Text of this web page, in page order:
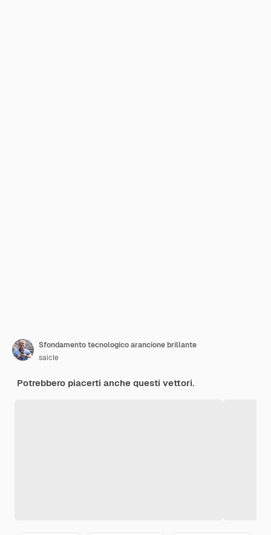
Sfondamento tecnologico arancione brillante
saicle
Potrebbero piacerti anche questi vettori.